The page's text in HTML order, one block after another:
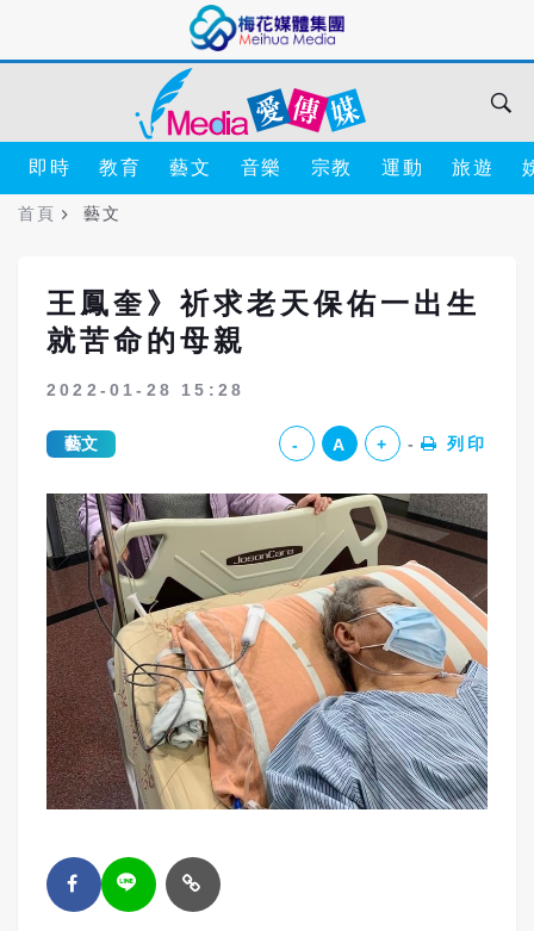
即時 教育 藝文 音樂 宗教 運動 旅遊
首頁 藝文
王鳳奎》祈求老天保佑一出生
就苦命的母親
2022-01-28 15:28
藝文 - A + 列印